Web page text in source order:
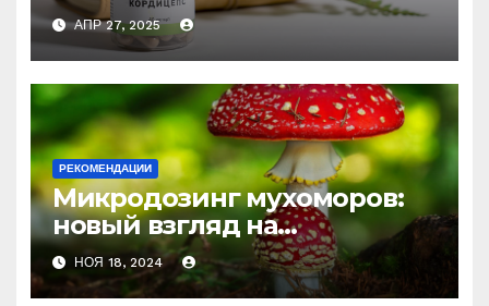
природное средство
против усталости и
истощения
АПР 27, 2025
РЕКОМЕНДАЦИИ
Микродозинг мухоморов:
новый взгляд на
психоделику
НОЯ 18, 2024